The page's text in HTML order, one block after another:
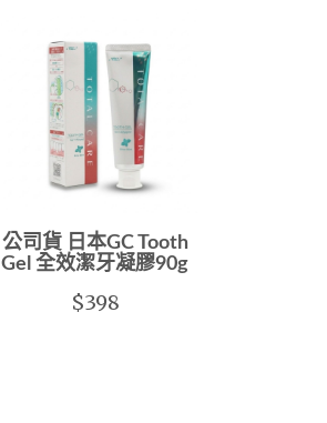
公司貨 日本GC Tooth
Gel 全效潔牙凝膠90g
$398